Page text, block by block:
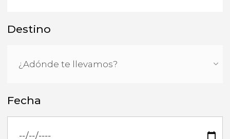
Destino
Fecha